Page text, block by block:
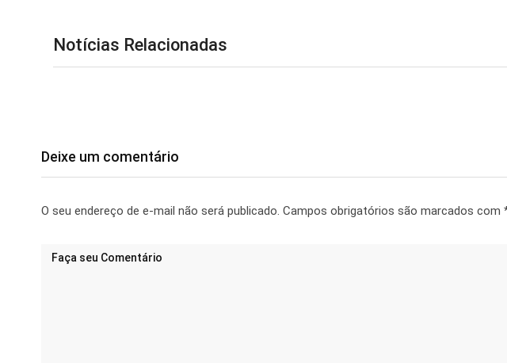
Notícias Relacionadas
Deixe um comentário
O seu endereço de e-mail não será publicado. Campos obrigatórios são marcados com